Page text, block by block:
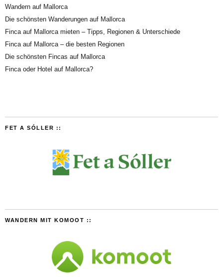
Wandern auf Mallorca
Die schönsten Wanderungen auf Mallorca
Finca auf Mallorca mieten – Tipps, Regionen & Unterschiede
Finca auf Mallorca – die besten Regionen
Die schönsten Fincas auf Mallorca
Finca oder Hotel auf Mallorca?
FET A SÓLLER ::
WANDERN MIT KOMOOT ::